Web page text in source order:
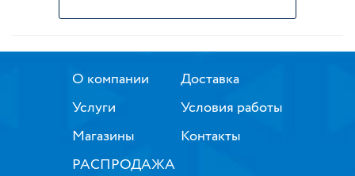
О компании
Услуги
Магазины
РАСПРОДАЖА
Доставка
Условия работы
Контакты